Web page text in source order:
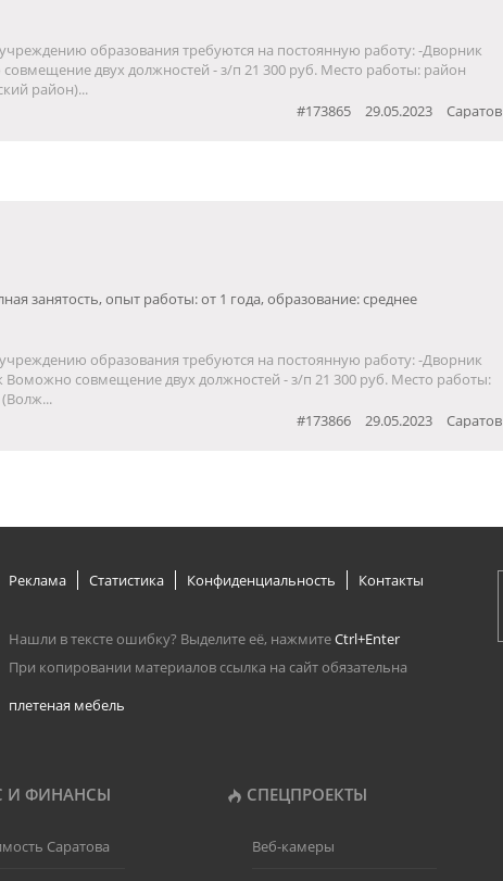
образования требуются на постоянную работу: -Дворник
двух должностей - з/п 21 300 руб. Место работы: район
район)...
#173865
29.05.2023 Саратов
занятость, опыт работы: от 1 года, образование: среднее
образования требуются на постоянную работу: -Дворник
Воможно совмещение двух должностей - з/п 21 300 руб. Место работы:
#173866
29.05.2023 Саратов
Реклама Статистика Конфиденциальность Контакты
Нашли в тексте ошибку? Выделите её, нажмитеCtrl+Enter
При копировании материалов ссылка на сайт обязательна
плетеная мебель
И ФИНАНСЫ СПЕЦПРОЕКТЫ
Саратова Веб-камеры